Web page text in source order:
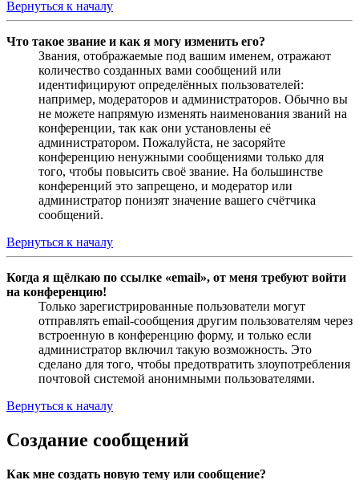
Вернуться к началу
Что такое звание и как я могу изменить его?
Звания, отображаемые под вашим именем, отражают
количество созданных вами сообщений или
идентифицируют определённых пользователей:
например, модераторов и администраторов. Обычно вы
не можете напрямую изменять наименования званий на
конференции, так как они установлены её
администратором. Пожалуйста, не засоряйте
конференцию ненужными сообщениями только для
того, чтобы повысить своё звание. На большинстве
конференций это запрещено, и модератор или
администратор понизят значение вашего счётчика
сообщений.
Вернуться к началу
Когда я щёлкаю по ссылке «email», от меня требуют войти
на конференцию!
Только зарегистрированные пользователи могут
отправлять email-сообщения другим пользователям через
встроенную в конференцию форму, и только если
администратор включил такую возможность. Это
сделано для того, чтобы предотвратить злоупотребления
почтовой системой анонимными пользователями.
Вернуться к началу
Создание сообщений
Как мне создать новую тему или сообщение?